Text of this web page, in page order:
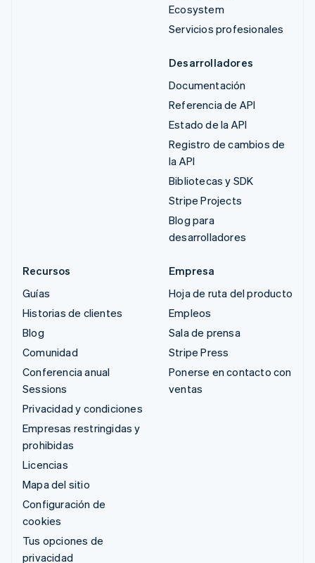
Ecosystem
Servicios profesionales
Desarrolladores
Documentación
Referencia de API
Estado de la API
Registro de cambios de
la API
Bibliotecas y SDK
Stripe Projects
Blog para
desarrolladores
Recursos
Guías
Historias de clientes
Blog
Comunidad
Conferencia anual
Sessions
Privacidad y condiciones
Empresas restringidas y
prohibidas
Licencias
Mapa del sitio
Configuración de
cookies
Tus opciones de
privacidad
Empresa
Hoja de ruta del producto
Empleos
Sala de prensa
Stripe Press
Ponerse en contacto con
ventas